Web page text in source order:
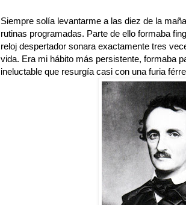
Siempre solía levantarme a las diez de la
rutinas programadas. Parte de ello formaba
reloj despertador sonara exactamente tres
vida. Era mi hábito más persistente, formaba
ineluctable que resurgía casi con una furia